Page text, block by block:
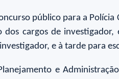
público para a Polícia
cargos de investigador,
e à tarde para
e